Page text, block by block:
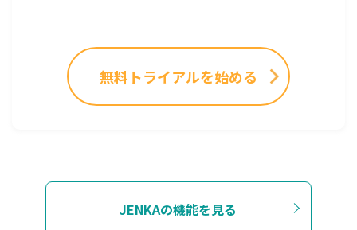
無料トライアルを始める
JENKAの機能を見る